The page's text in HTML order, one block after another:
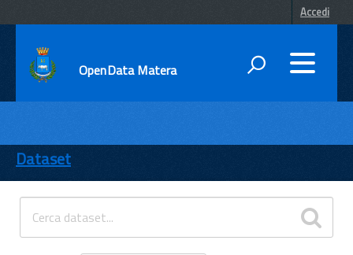
Accedi
OpenData Matera
ENTI
TEMI
INFORMAZIONI
Dataset